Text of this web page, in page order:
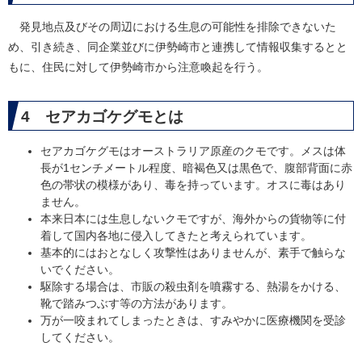
発見地点及びその周辺における生息の可能性を排除できないた
め、引き続き、同企業並びに伊勢崎市と連携して情報収集するとと
もに、住民に対して伊勢崎市から注意喚起を行う。
4 セアカゴケグモとは
セアカゴケグモはオーストラリア原産のクモです。メスは体
長が1センチメートル程度、暗褐色又は黒色で、腹部背面に赤
色の帯状の模様があり、毒を持っています。オスに毒はあり
ません。
本来日本には生息しないクモですが、海外からの貨物等に付
着して国内各地に侵入してきたと考えられています。
基本的にはおとなしく攻撃性はありませんが、素手で触らな
いでください。
駆除する場合は、市販の殺虫剤を噴霧する、熱湯をかける、
靴で踏みつぶす等の方法があります。
万が一咬まれてしまったときは、すみやかに医療機関を受診
してください。